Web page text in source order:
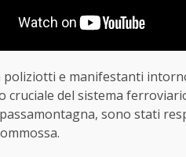
e manifestanti
cruciale del sistema
sono stati